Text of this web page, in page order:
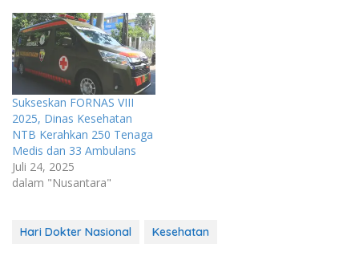
Sukseskan FORNAS VIII
2025, Dinas Kesehatan
NTB Kerahkan 250 Tenaga
Medis dan 33 Ambulans
Juli 24, 2025
dalam "Nusantara"
Hari Dokter Nasional Kesehatan